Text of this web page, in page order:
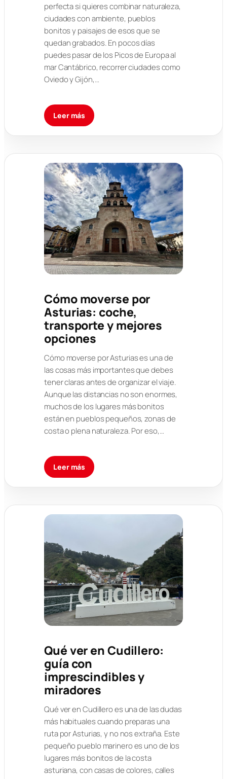
perfecta si quieres combinar naturaleza,
ciudades con ambiente, pueblos
bonitos y paisajes de esos que se
quedan grabados. En pocos días
puedes pasar de los Picos de Europa al
mar Cantábrico, recorrer ciudades como
Oviedo y Gijón,…
Leer más
Cómo moverse por
Asturias: coche,
transporte y mejores
opciones
Cómo moverse por Asturias es una de
las cosas más importantes que debes
tener claras antes de organizar el viaje.
Aunque las distancias no son enormes,
muchos de los lugares más bonitos
están en pueblos pequeños, zonas de
costa o plena naturaleza. Por eso,…
Leer más
Qué ver en Cudillero:
guía con
imprescindibles y
miradores
Qué ver en Cudillero es una de las dudas
más habituales cuando preparas una
ruta por Asturias, y no nos extraña. Este
pequeño pueblo marinero es uno de los
lugares más bonitos de la costa
asturiana, con casas de colores, calles